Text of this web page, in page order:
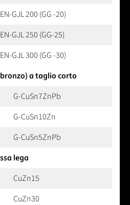
EN-GJL 200 (GG -20)
EN-GJL 250 (GG-25)
EN-GJL 300 (GG -30)
a taglio corto
G-CuSn7ZnPb
G-CuSn10Zn
G-CuSn5ZnPb
lega
CuZn15
CuZn30